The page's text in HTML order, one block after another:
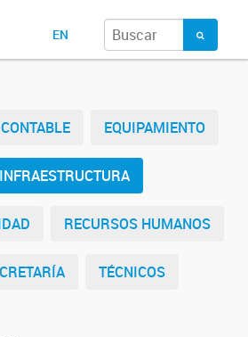
EN
EQUIPAMIENTO
RECURSOS HUMANOS
TÉCNICOS